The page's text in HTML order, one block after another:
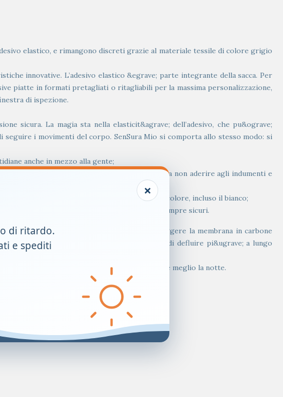
elastico, e rimangono discreti grazie al materiale tessile di colore grigio
innovative. L’adesivo elastico &egrave; parte integrante della sacca. Per
piatte in formati pretagliati o ritagliabili per la massima personalizzazione,
di ispezione.
sicura. La magia sta nella elasticit&agrave; dell’adesivo, che pu&ograve;
i movimenti del corpo. SenSura Mio si comporta allo stesso modo: si
anche in mezzo alla gente;
e confortevole a contatto con la pelle, tende a non aderire agli indumenti e
abbigliamento che a un dispositivo medico;
discrezione sotto indumenti di qualsiasi colore, incluso il bianco;
la discrezione in modo da potersi sentire sempre sicuri.
La funzione del prefiltro &egrave; di proteggere la membrana in carbone
minore frequenza, consentendo all’aria di defluire pi&ugrave; a lungo
la discrezione e ti aiuter&agrave; a dormire meglio la notte.
×
di ritardo.
e spediti